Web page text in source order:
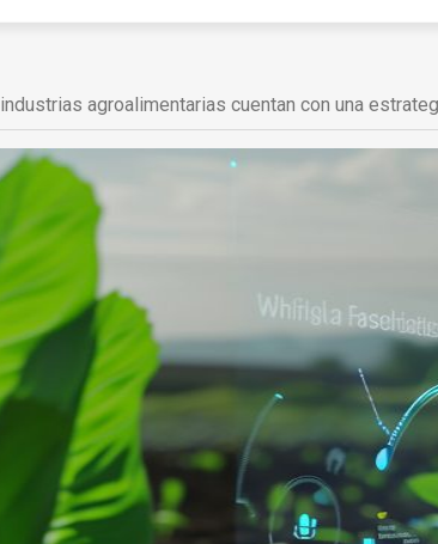
agroalimentarias cuentan con una